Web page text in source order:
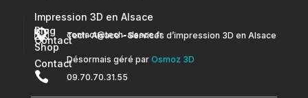
Impression 3D en Alsace
Contact
Blog
Shop
Contact
 contact@tech-alsace.fr
 Tech-Alsace – Services d’impression 3D en Alsace
Désormais géré par Osmoz 3D
 09.70.70.31.55